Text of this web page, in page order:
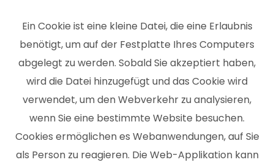
Ein Cookie ist eine kleine Datei, die eine Erlaubnis
benötigt, um auf der Festplatte Ihres Computers
abgelegt zu werden. Sobald Sie akzeptiert haben,
wird die Datei hinzugefügt und das Cookie wird
verwendet, um den Webverkehr zu analysieren,
wenn Sie eine bestimmte Website besuchen.
Cookies ermöglichen es Webanwendungen, auf Sie
als Person zu reagieren. Die Web-Applikation kann